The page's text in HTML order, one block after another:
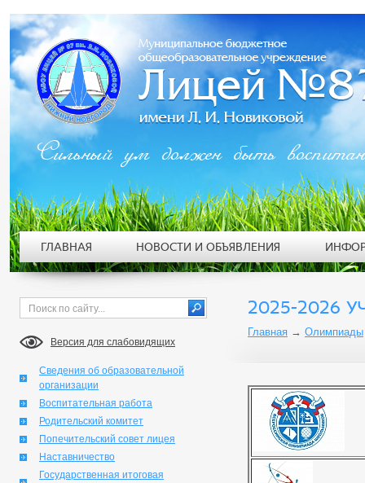
Версия для слабовидящих
Сведения об образовательной
организации
Воспитательная работа
Родительский комитет
Попечительский совет лицея
Наставничество
Государственная итоговая
2025-2026
Главная → Олимпиады
Сильный ум должен быть
ГЛАВНАЯ НОВОСТИ И ОБЪЯВЛЕНИЯ